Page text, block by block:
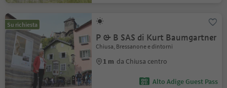
Su richiesta
P & B SAS di Kurt Baumgartner
Chiusa, Bressanone e dintorni
1 m da Chiusa centro
Alto Adige Guest Pass